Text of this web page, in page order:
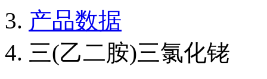
产品数据
三(乙二胺)三氯化铑